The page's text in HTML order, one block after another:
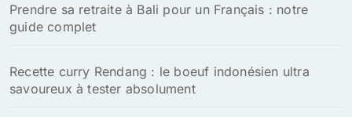
Prendre sa retraite à Bali pour un Français : notre
guide complet
Recette curry Rendang : le boeuf indonésien ultra
savoureux à tester absolument